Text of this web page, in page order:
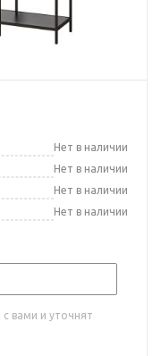
Нет в наличии
Нет в наличии
Нет в наличии
Нет в наличии
вами и уточнят